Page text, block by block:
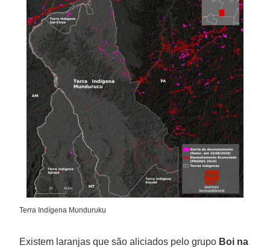
Terra Indígena Munduruku
Existem laranjas que são aliciados pelo grupo Boi na